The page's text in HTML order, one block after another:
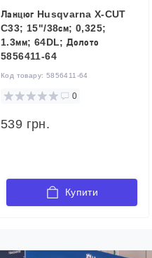
Ланцюг Husqvarna X-CUT
C33; 15"/38см; 0,325;
1.3мм; 64DL; Долото
5856411-64
Код товару: 5856411-64
0
539 грн.
Купити